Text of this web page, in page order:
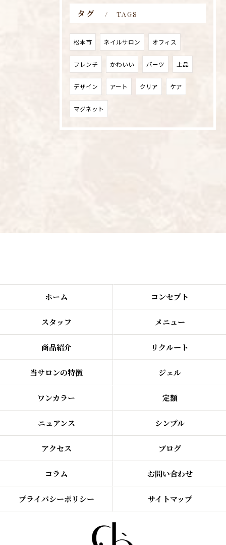
タグ TAGS
松本市 ネイルサロン オフィス
フレンチ かわいい パーツ 上品
デザイン アート クリア ケア
マグネット
ホーム コンセプト
スタッフ メニュー
商品紹介 リクルート
当サロンの特徴 ジェル
ワンカラー 定額
ニュアンス シンプル
アクセス ブログ
コラム お問い合わせ
プライバシーポリシー サイトマップ